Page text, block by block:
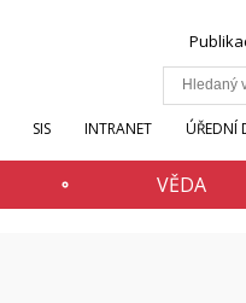
SIS INTRANET ÚŘEDNÍ
VĚDA